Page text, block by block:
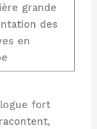
grande
des
en
fort